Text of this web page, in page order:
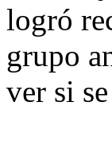
logró
grupo
ver si